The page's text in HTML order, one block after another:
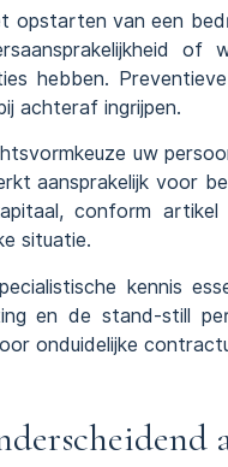
opstarten van een
of
hebben.
achteraf ingrijpen.
uw
aansprakelijk voor
conform artikel
situatie.
kennis
en de stand-still
onduidelijke